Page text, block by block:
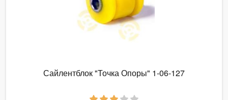
Сайлентблок "Точка Опоры" 1-06-127